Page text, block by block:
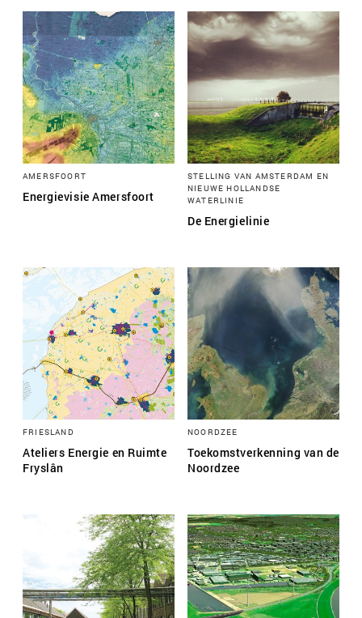
AMERSFOORT
Energievisie Amersfoort
STELLING VAN AMSTERDAM EN
NIEUWE HOLLANDSE
WATERLINIE
De Energielinie
FRIESLAND
Ateliers Energie en Ruimte
Fryslân
NOORDZEE
Toekomstverkenning van de
Noordzee